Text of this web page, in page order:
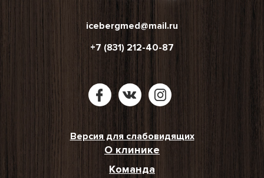
icebergmed@mail.ru
+7 (831) 212-40-87
Версия для слабовидящих
О клинике
Команда